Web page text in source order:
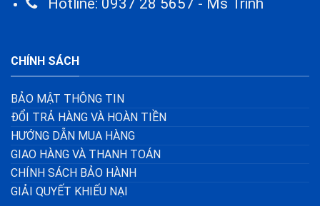
Hotline: 0937 28 5657 - Ms Trinh
CHÍNH SÁCH
BẢO MẬT THÔNG TIN
ĐỔI TRẢ HÀNG VÀ HOÀN TIỀN
HƯỚNG DẪN MUA HÀNG
GIAO HÀNG VÀ THANH TOÁN
CHÍNH SÁCH BẢO HÀNH
GIẢI QUYẾT KHIẾU NẠI